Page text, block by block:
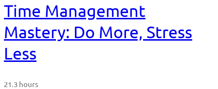
Time Management
Mastery: Do More, Stress
Less
21.3 hours